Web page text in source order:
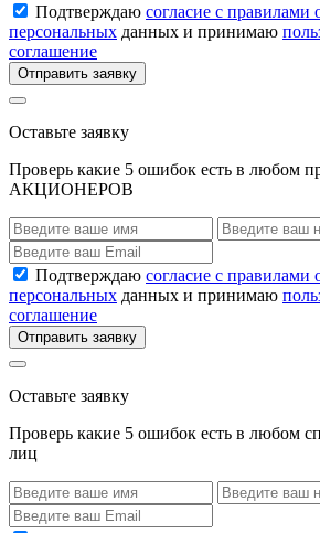
Подтверждаю согласие с правилами
персональных данных и принимаю
соглашение
Отправить заявку
Оставьте заявку
Проверь какие 5 ошибок есть в любом
АКЦИОНЕРОВ
Подтверждаю согласие с правилами
персональных данных и принимаю
соглашение
Отправить заявку
Оставьте заявку
Проверь какие 5 ошибок есть в любом
лиц